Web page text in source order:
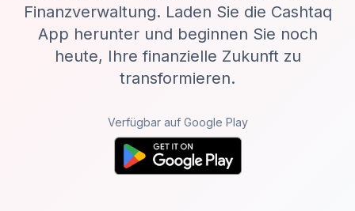
Finanzverwaltung. Laden Sie die Cashtaq
App herunter und beginnen Sie noch
heute, Ihre finanzielle Zukunft zu
transformieren.
Verfügbar auf Google Play